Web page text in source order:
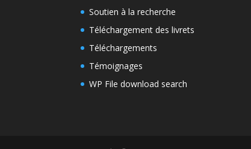
Soutien à la recherche
Téléchargement des livrets
Téléchargements
Témoignages
WP File download search